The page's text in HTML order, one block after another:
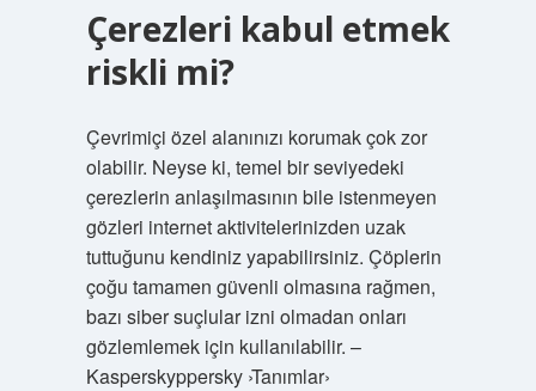
Çerezleri kabul etmek
riskli mi?
Çevrimiçi özel alanınızı korumak çok zor
olabilir. Neyse ki, temel bir seviyedeki
çerezlerin anlaşılmasının bile istenmeyen
gözleri internet aktivitelerinizden uzak
tuttuğunu kendiniz yapabilirsiniz. Çöplerin
çoğu tamamen güvenli olmasına rağmen,
bazı siber suçlular izni olmadan onları
gözlemlemek için kullanılabilir. –
Kasperskyppersky ›Tanımlar›